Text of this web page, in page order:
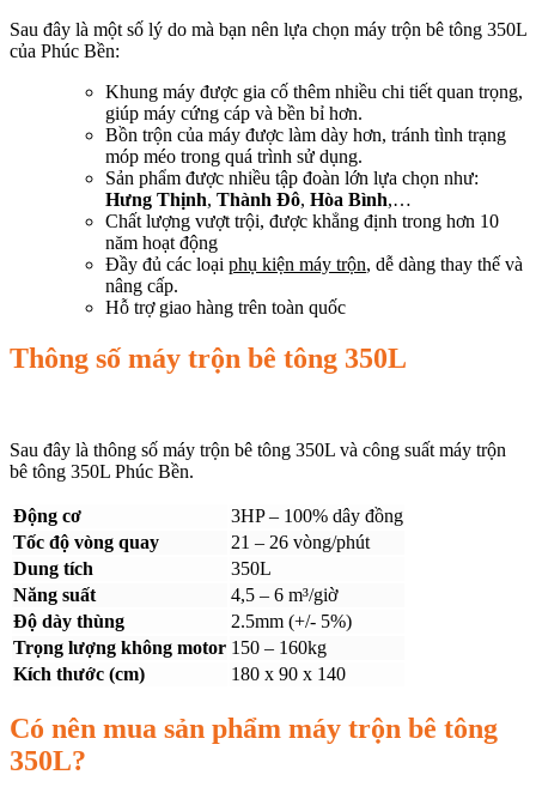
Sau đây là một số lý do mà bạn nên lựa chọn máy trộn bê tông 350L
của Phúc Bền:
Khung máy được gia cố thêm nhiều chi tiết quan trọng,
giúp máy cứng cáp và bền bỉ hơn.
Bồn trộn của máy được làm dày hơn, tránh tình trạng
móp méo trong quá trình sử dụng.
Sản phẩm được nhiều tập đoàn lớn lựa chọn như:
Hưng Thịnh, Thành Đô, Hòa Bình,…
Chất lượng vượt trội, được khẳng định trong hơn 10
năm hoạt động
Đầy đủ các loại phụ kiện máy trộn, dễ dàng thay thế và
nâng cấp.
Hỗ trợ giao hàng trên toàn quốc
Thông số máy trộn bê tông 350L
Sau đây là thông số máy trộn bê tông 350L và công suất máy trộn
bê tông 350L Phúc Bền.
Động cơ
3HP – 100% dây đồng
Tốc độ vòng quay
21 – 26 vòng/phút
Dung tích
350L
Năng suất
4,5 – 6 m³/giờ
Độ dày thùng
2.5mm (+/- 5%)
Trọng lượng không motor 150 – 160kg
Kích thước (cm)
180 x 90 x 140
Có nên mua sản phẩm máy trộn bê tông
350L?